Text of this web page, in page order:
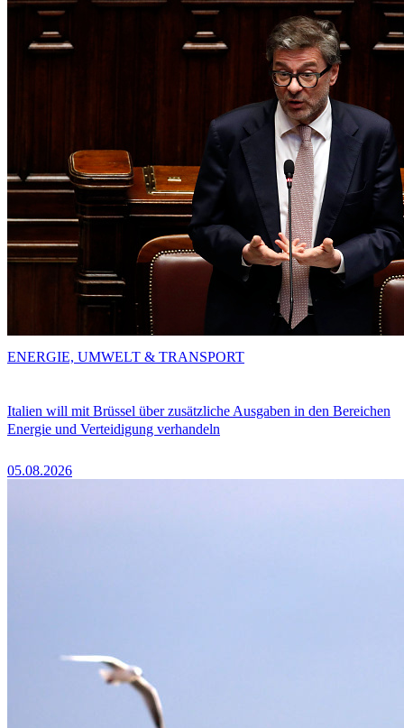
Italien will mit Brüssel über zusätzliche Ausgaben in den Bereichen
Energie und Verteidigung verhandeln
05.08.2026
ENERGIE, UMWELT & TRANSPORT